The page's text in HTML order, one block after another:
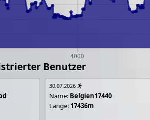
Benutzer
30.07.2026
Name: Belgien17440
Länge: 17436m